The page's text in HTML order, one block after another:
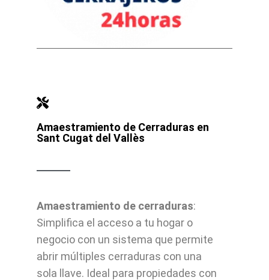
Amaestramiento de Cerraduras en
Sant Cugat del Vallès
Amaestramiento de cerraduras:
Simplifica el acceso a tu hogar o
negocio con un sistema que permite
abrir múltiples cerraduras con una
sola llave. Ideal para propiedades con